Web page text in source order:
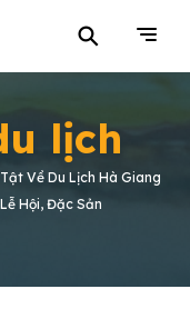
⚲
lịch
Về Du Lịch Hà Giang
Hội, Đặc Sản